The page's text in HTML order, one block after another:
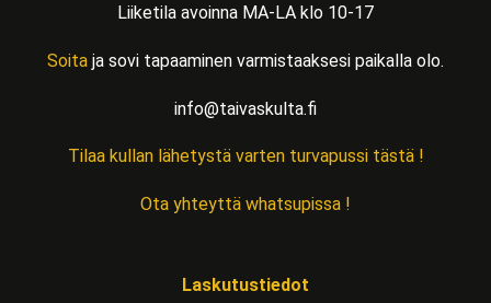
Liiketila avoinna MA-LA klo 10-17
Soita ja sovi tapaaminen varmistaaksesi paikalla olo.
info@taivaskulta.fi
Tilaa kullan lähetystä varten turvapussi tästä !
Ota yhteyttä whatsupissa !
Laskutustiedot